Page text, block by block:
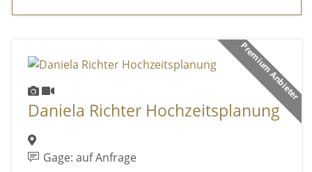
Premium Anbieter
Daniela Richter Hochzeitsplanung
Gage: auf Anfrage